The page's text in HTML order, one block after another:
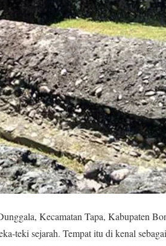
Kecamatan Tapa, Kabupaten
teki sejarah. Tempat itu di kenal